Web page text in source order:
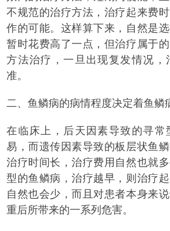
不规范的治疗方法，治疗起来费
作的可能。这样算下来，自然是
暂时花费高了一点，但治疗属于
方法治疗，一旦出现复发情况，
准。
二、鱼鳞病的病情程度决定着鱼鳞
在临床上，后天因素导致的寻常
易，而遗传因素导致的板层状鱼
治疗时间长，治疗费用自然也就
型的鱼鳞病，治疗越早，则治疗
自然也会少，而且对患者本身来
重后所带来的一系列危害。